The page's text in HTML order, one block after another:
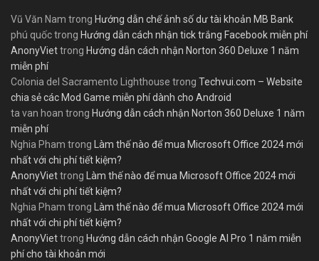
Vũ Văn Nam trong Hướng dẫn chế ảnh số dư tài khoản MB Bank
phú quốctrong Hướng dẫn cách nhận tick trắng Facebook miễn phí
AnonyViettrong Hướng dẫn cách nhận Norton 360 Deluxe 1 năm
miễn phí
Colonia del Sacramento Lighthouse trong Techvui.com – Website
chia sẻ các Mod Game miễn phí dành cho Android
ta van hoan trong Hướng dẫn cách nhận Norton 360 Deluxe 1 năm
miễn phí
Nghia Pham trong Làm thế nào để mua Microsoft Office 2024 mới
nhất với chi phí tiết kiệm?
AnonyViettrong Làm thế nào để mua Microsoft Office 2024 mới
nhất với chi phí tiết kiệm?
Nghia Pham trong Làm thế nào để mua Microsoft Office 2024 mới
nhất với chi phí tiết kiệm?
AnonyViettrong Hướng dẫn cách nhận Google AI Pro 1 năm miễn
phí cho tài khoản mới